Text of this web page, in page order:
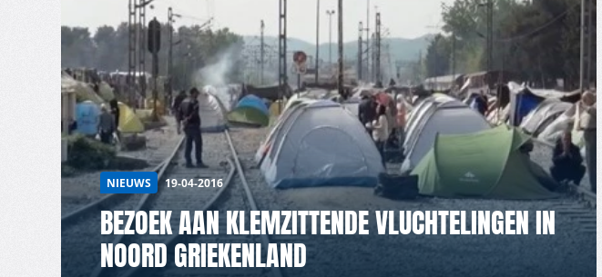
NIEUWS 19-04-2016
BEZOEK AAN KLEMZITTENDE VLUCHTELINGEN IN
NOORD GRIEKENLAND